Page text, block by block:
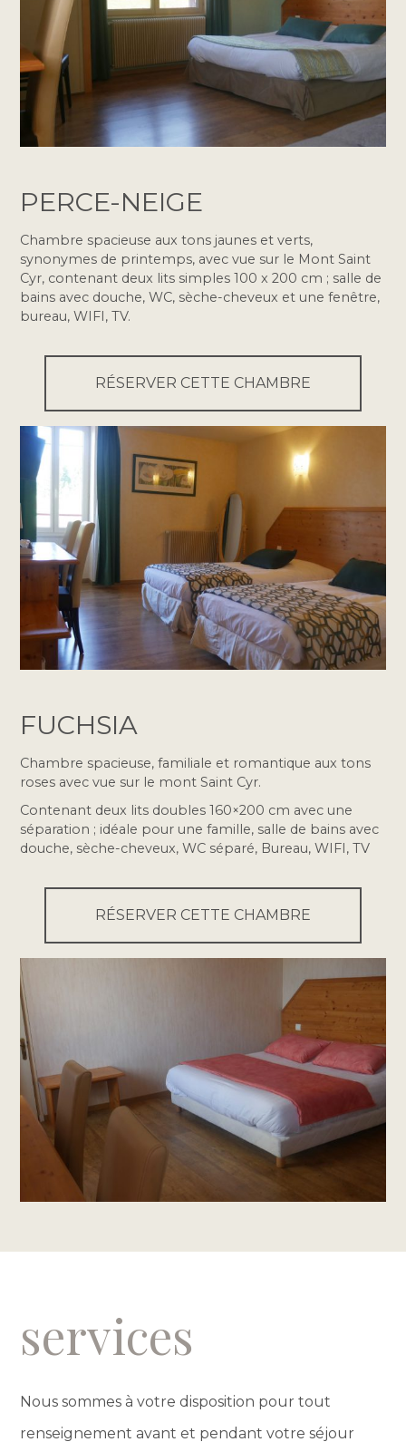
PERCE-NEIGE
Chambre spacieuse aux tons jaunes et verts,
synonymes de printemps, avec vue sur le Mont Saint
Cyr, contenant deux lits simples 100 x 200 cm ; salle de
bains avec douche, WC, sèche-cheveux et une fenêtre,
bureau, WIFI, TV.
RÉSERVER CETTE CHAMBRE
FUCHSIA
Chambre spacieuse, familiale et romantique aux tons
roses avec vue sur le mont Saint Cyr.
Contenant deux lits doubles 160×200 cm avec une
séparation ; idéale pour une famille, salle de bains avec
douche, sèche-cheveux, WC séparé, Bureau, WIFI, TV
RÉSERVER CETTE CHAMBRE
services
Nous sommes à votre disposition pour tout
renseignement avant et pendant votre séjour